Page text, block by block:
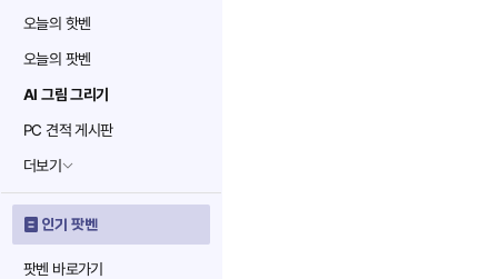
오늘의 핫벤
오늘의 팟벤
AI 그림 그리기
PC 견적 게시판
더보기
인기 팟벤
팟벤 바로가기